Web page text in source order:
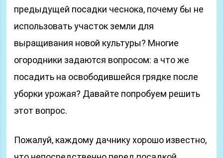
предыдущей посадки чеснока, почему бы не
использовать участок земли для
выращивания новой культуры? Многие
огородники задаются вопросом: а что же
посадить на освободившейся грядке после
уборки урожая? Давайте попробуем решить
этот вопрос.
Пожалуй, каждому дачнику хорошо известно,